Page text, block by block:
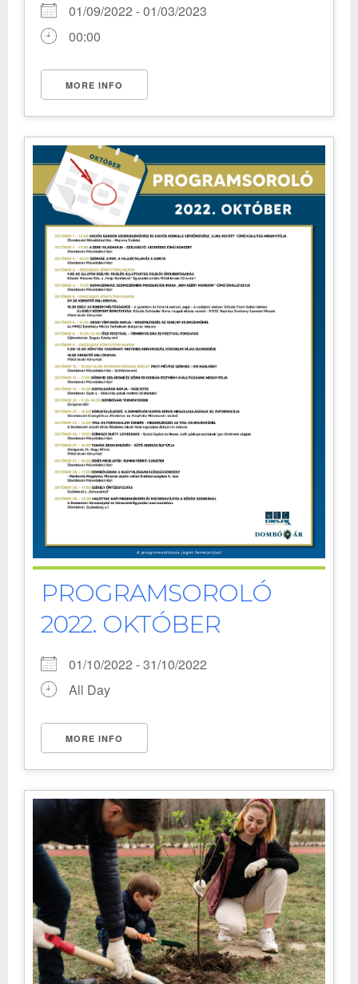
01/09/2022 - 01/03/2023
00:00
MORE INFO
PROGRAMSOROLÓ
2022. OKTÓBER
01/10/2022 - 31/10/2022
All Day
MORE INFO